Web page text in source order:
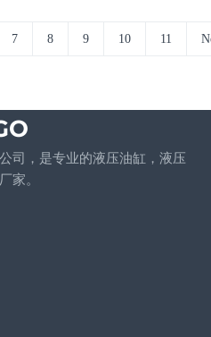
7 8 9 10 11
司，是专业的液压油缸，液压
家。